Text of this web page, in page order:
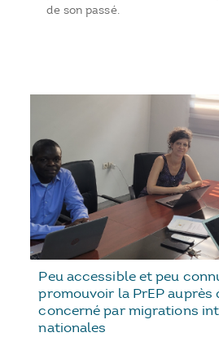
de son passé.
Peu accessible et peu
promouvoir la PrEP auprès
concerné par migrations
nationales